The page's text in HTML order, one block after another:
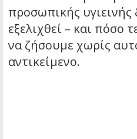
προσωπικής υγιεινής
εξελιχθεί – και πόσο
να ζήσουμε χωρίς
αντικείμενο.